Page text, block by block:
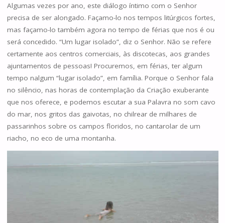
Algumas vezes por ano, este diálogo íntimo com o Senhor
precisa de ser alongado. Façamo-lo nos tempos litúrgicos fortes,
mas façamo-lo também agora no tempo de férias que nos é ou
será concedido. “Um lugar isolado”, diz o Senhor. Não se refere
certamente aos centros comerciais, às discotecas, aos grandes
ajuntamentos de pessoas! Procuremos, em férias, ter algum
tempo nalgum “lugar isolado”, em família. Porque o Senhor fala
no silêncio, nas horas de contemplação da Criação exuberante
que nos oferece, e podemos escutar a sua Palavra no som cavo
do mar, nos gritos das gaivotas, no chilrear de milhares de
passarinhos sobre os campos floridos, no cantarolar de um
riacho, no eco de uma montanha.